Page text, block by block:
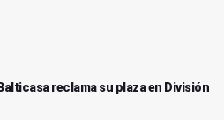
reclama su plaza en División